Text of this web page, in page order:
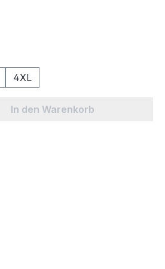
4XL
gewünschten Wert
In den Warenkorb